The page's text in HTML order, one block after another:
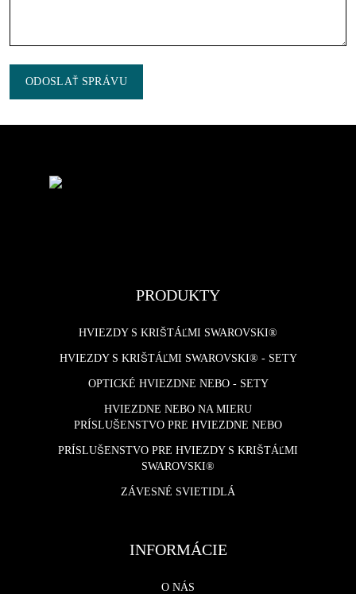
ODOSLAŤ SPRÁVU
PRODUKTY
HVIEZDY S KRIŠTÁĽMI SWAROVSKI®
HVIEZDY S KRIŠTÁĽMI SWAROVSKI® - SETY
OPTICKÉ HVIEZDNE NEBO - SETY
HVIEZDNE NEBO NA MIERU
PRÍSLUŠENSTVO PRE HVIEZDNE NEBO
PRÍSLUŠENSTVO PRE HVIEZDY S KRIŠTÁĽMI
SWAROVSKI®
ZÁVESNÉ SVIETIDLÁ
INFORMÁCIE
O NÁS